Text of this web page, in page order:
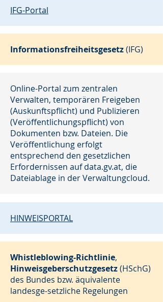
IFG-Portal
Informationsfreiheitsgesetz(IFG)
Online-Portal zum zentralen
Verwalten, temporären Freigeben
(Auskunftspflicht) und Publizieren
(Veröffentlichungspflicht) von
Dokumenten bzw. Dateien. Die
Veröffentlichung erfolgt
entsprechend den gesetzlichen
Erfordernissen auf data.gv.at, die
Dateiablage in der Verwaltungcloud.
HINWEISPORTAL
Whistleblowing-Richtlinie,
Hinweisgeberschutzgesetz(HSchG)
des Bundes bzw. äquivalente
landesge-setzliche Regelungen